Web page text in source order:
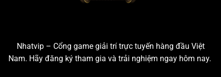
Nhatvip – Cổng game giải trí trực tuyến hàng đầu Việt
Nam. Hãy đăng ký tham gia và trải nghiệm ngay hôm nay.